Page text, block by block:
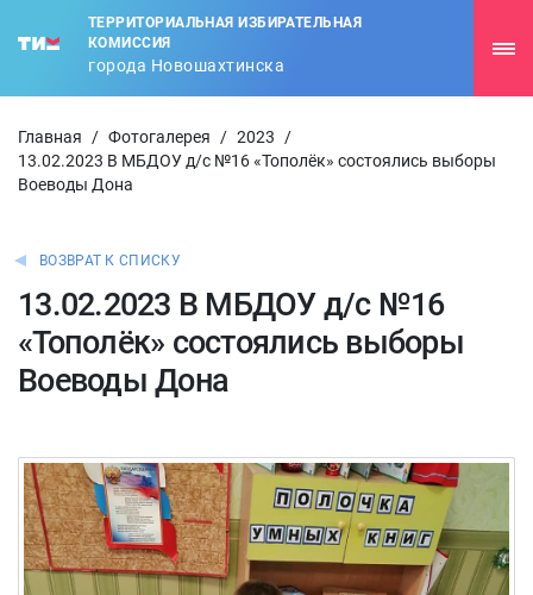
ТЕРРИТОРИАЛЬНАЯ ИЗБИРАТЕЛЬНАЯ
КОМИССИЯ
города Новошахтинска
Главная / Фотогалерея / 2023
/
13.02.2023 В МБДОУ д/с №16 «Тополёк» состоялись выборы
Воеводы Дона
ВОЗВРАТ К СПИСКУ
13.02.2023 В МБДОУ д/с №16
«Тополёк» состоялись выборы
Воеводы Дона